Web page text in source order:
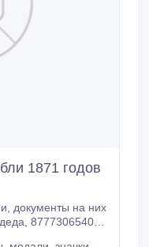
1871 годов